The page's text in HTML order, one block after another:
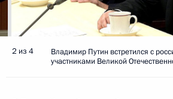
2 из 4
Владимир Путин встретился с
участниками Великой